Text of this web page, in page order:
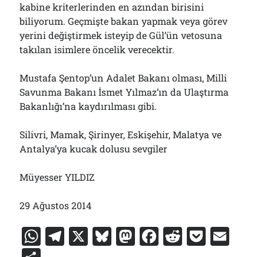
kabine kriterlerinden en azından birisini
biliyorum. Geçmişte bakan yapmak veya görev
yerini değiştirmek isteyip de Gül’ün vetosuna
takılan isimlere öncelik verecektir.
Mustafa Şentop’un Adalet Bakanı olması, Milli
Savunma Bakanı İsmet Yılmaz’ın da Ulaştırma
Bakanlığı’na kaydırılması gibi.
Silivri, Mamak, Şirinyer, Eskişehir, Malatya ve
Antalya’ya kucak dolusu sevgiler
Müyesser YILDIZ
29 Ağustos 2014
W T X Bl M F R P